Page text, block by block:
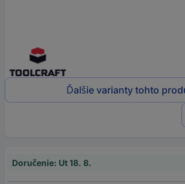
Ďalšie varianty tohto
Doručenie: Ut 18. 8.